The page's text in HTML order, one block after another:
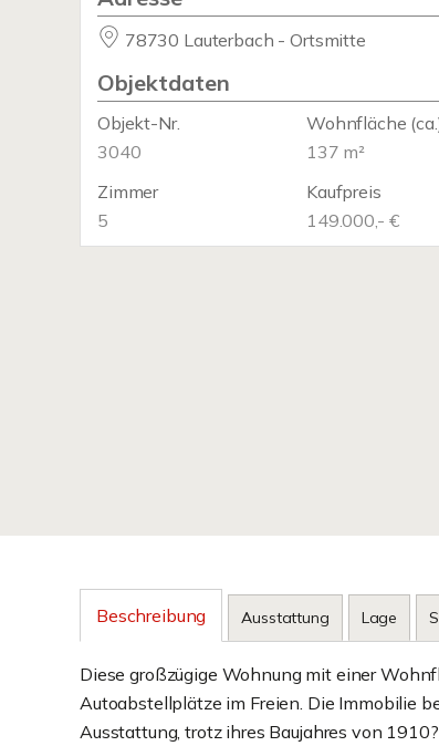
78730 Lauterbach - Ortsmitte
Objektdaten
Objekt-Nr.
3040
Wohnfläche
137 m²
Zimmer
5
Kaufpreis
149.000,- €
Beschreibung Ausstattung Lage
Diese großzügige Wohnung mit einer
Autoabstellplätze im Freien. Die Immobilie
Ausstattung, trotz ihres Baujahres von